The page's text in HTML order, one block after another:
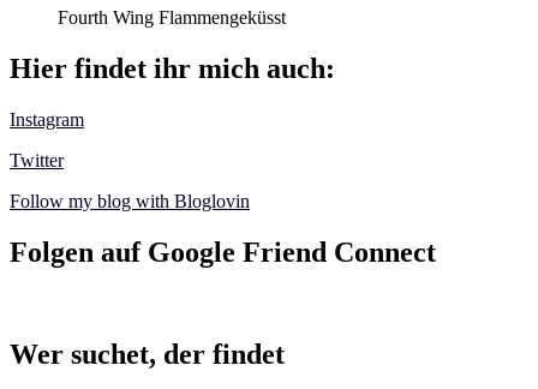
Fourth Wing Flammengeküsst
Hier findet ihr mich auch:
Instagram
Twitter
Follow my blog with Bloglovin
Folgen auf Google Friend Connect
Wer suchet, der findet